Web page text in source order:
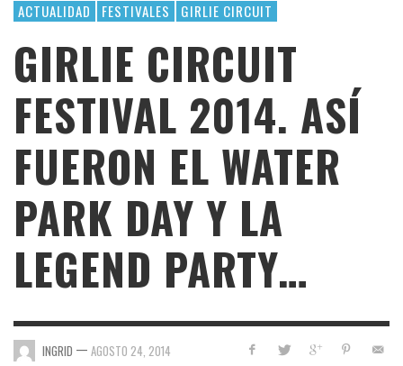
ACTUALIDAD FESTIVALES GIRLIE CIRCUIT
GIRLIE CIRCUIT
FESTIVAL 2014. ASÍ
FUERON EL WATER
PARK DAY Y LA
LEGEND PARTY…
INGRID — AGOSTO 24, 2014